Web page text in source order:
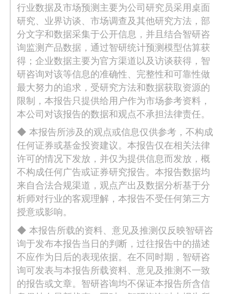
行业数据及市场预测主要为公司研究员采用桌面
研究、业界访谈、市场调查及其他研究方法，部
分文字和数据采集于公开信息，并且结合智研咨
询监测产品数据，通过智研统计预测模型估算获
得；企业数据主要为官方渠道以及访谈获得，智
研咨询对该等信息的准确性、完整性和可靠性做
最大努力的追求，受研究方法和数据获取资源的
限制，本报告只提供给用户作为市场参考资料，
本公司对该报告的数据和观点不承担法律责任。
◆ 本报告所涉及的观点或信息仅供参考，不构成
任何证券或基金投资建议。本报告仅在相关法律
许可的情况下发放，并仅为提供信息而发放，概
不构成任何广告或证券研究报告。本报告数据均
来自合法合规渠道，观点产出及数据分析基于分
析师对行业的客观理解，本报告不受任何第三方
授意或影响。
◆ 本报告所载的资料、意见及推测仅反映智研咨
询于发布本报告当日的判断，过往报告中的描述
不应作为日后的表现依据。在不同时期，智研咨
询可发表与本报告所载资料、意见及推测不一致
的报告或文章。智研咨询均不保证本报告所含信